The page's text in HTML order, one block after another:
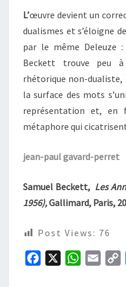
L’œuvre devient un
dualismes et s’éloigne
par le même Deleuze :
Beckett trouve peu
rhétorique non-
la surface des mots
représentation et, en
métaphore qui
jean-paul gavard-perret
Samuel Beckett, Les
1956),Gallimard, Paris,
Post Views: 76
W